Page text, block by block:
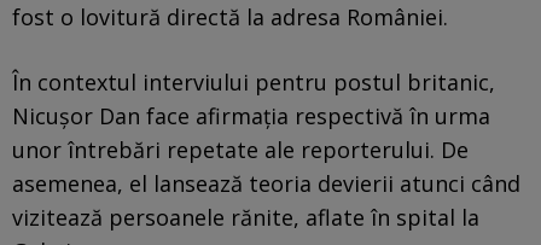
fost o lovitură directă la adresa României.
În contextul interviului pentru postul britanic,
Nicușor Dan face afirmația respectivă în urma
unor întrebări repetate ale reporterului. De
asemenea, el lansează teoria devierii atunci când
vizitează persoanele rănite, aflate în spital la